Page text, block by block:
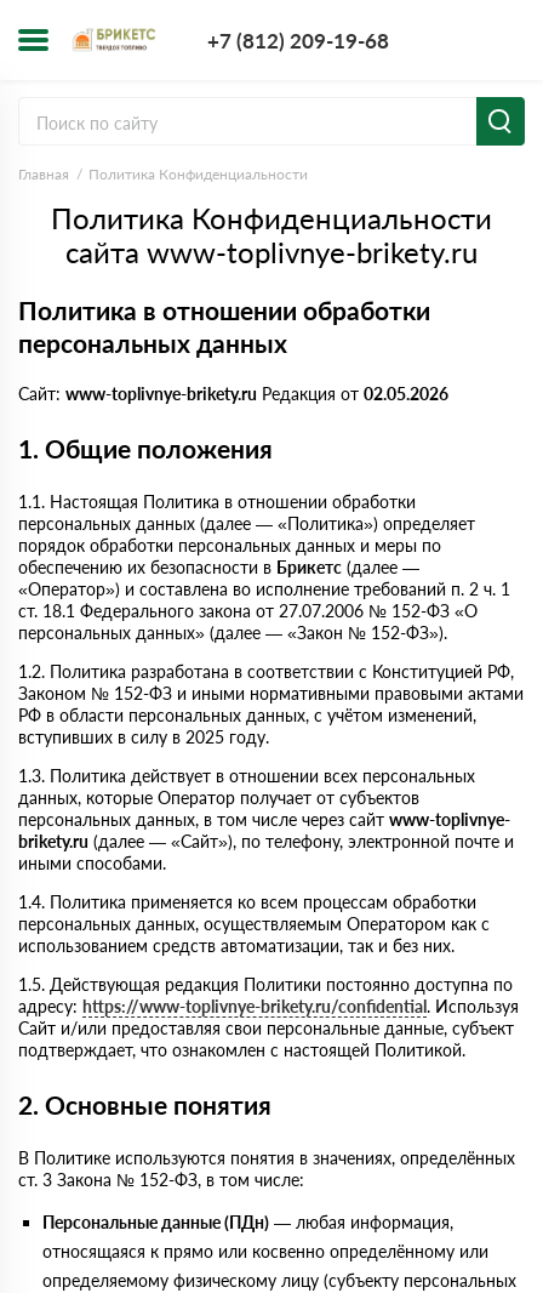
+7 (812) 209-19-68
Главная Политика Конфиденциальности
Политика Конфиденциальности
сайта www-toplivnye-brikety.ru
Политика в отношении обработки
персональных данных
Сайт: www-toplivnye-brikety.ru Редакция от 02.05.2026
1. Общие положения
1.1. Настоящая Политика в отношении обработки
персональных данных (далее — «Политика») определяет
порядок обработки персональных данных и меры по
обеспечению их безопасности в Брикетс (далее —
«Оператор») и составлена во исполнение требований п. 2 ч. 1
ст. 18.1 Федерального закона от 27.07.2006 № 152-ФЗ «О
персональных данных» (далее — «Закон № 152-ФЗ»).
1.2. Политика разработана в соответствии с Конституцией РФ,
Законом № 152-ФЗ и иными нормативными правовыми актами
РФ в области персональных данных, с учётом изменений,
вступивших в силу в 2025 году.
1.3. Политика действует в отношении всех персональных
данных, которые Оператор получает от субъектов
персональных данных, в том числе через сайт www-toplivnye-
brikety.ru (далее — «Сайт»), по телефону, электронной почте и
иными способами.
1.4. Политика применяется ко всем процессам обработки
персональных данных, осуществляемым Оператором как с
использованием средств автоматизации, так и без них.
1.5. Действующая редакция Политики постоянно доступна по
адресу: https://www-toplivnye-brikety.ru/confidential. Используя
Сайт и/или предоставляя свои персональные данные, субъект
подтверждает, что ознакомлен с настоящей Политикой.
2. Основные понятия
В Политике используются понятия в значениях, определённых
ст. 3 Закона № 152-ФЗ, в том числе:
Персональные данные (ПДн) — любая информация,
относящаяся к прямо или косвенно определённому или
определяемому физическому лицу (субъекту персональных